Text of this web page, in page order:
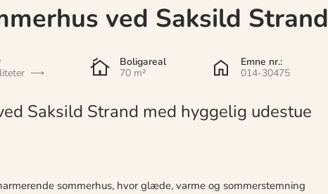
ved Saksild Strand
Boligareal
70 m²
Emne nr.:
014-30475
Saksild Strand med hyggelig udestue
sommerhus, hvor glæde, varme og sommerstemning